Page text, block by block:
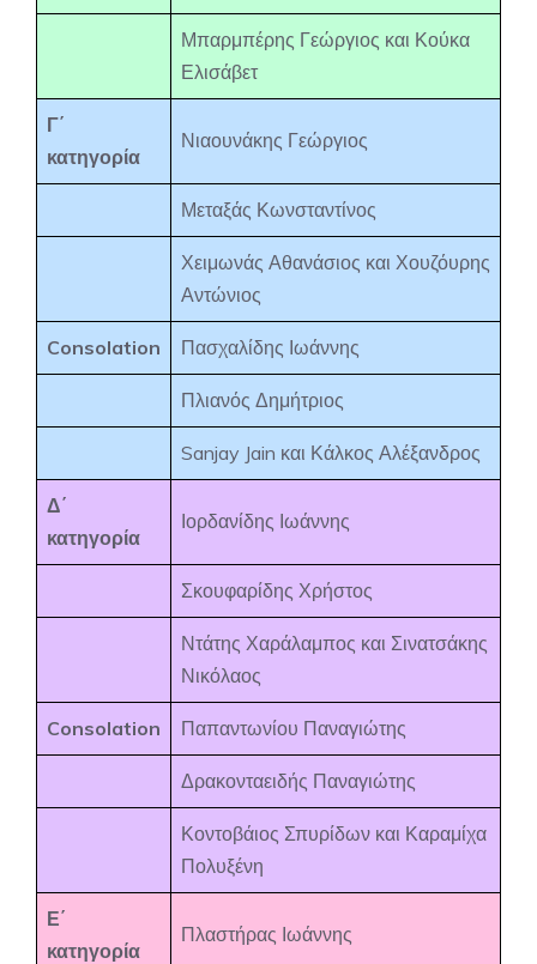
Μπαρμπέρης Γεώργιος και Κούκα
Ελισάβετ
Γ΄
κατηγορία
Νιαουνάκης Γεώργιος
Μεταξάς Κωνσταντίνος
Χειμωνάς Αθανάσιος και Χουζόυρης
Αντώνιος
Consolation Πασχαλίδης Ιωάννης
Πλιανός Δημήτριος
Sanjay Jain και Κάλκος Αλέξανδρος
Δ΄
κατηγορία
Ιορδανίδης Ιωάννης
Σκουφαρίδης Χρήστος
Ντάτης Χαράλαμπος και Σινατσάκης
Νικόλαος
Consolation Παπαντωνίου Παναγιώτης
Δρακονταειδής Παναγιώτης
Κοντοβάιος Σπυρίδων και Καραμίχα
Πολυξένη
Ε΄
κατηγορία
Πλαστήρας Ιωάννης